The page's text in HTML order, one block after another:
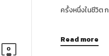
0
ครั้งหนึ่งในชีวิต
Read more